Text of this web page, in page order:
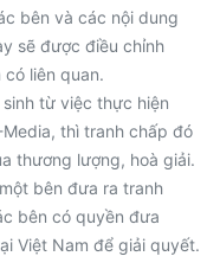
bên và các nội dung
sẽ được điều chỉnh
liên quan.
từ việc thực hiện
thì tranh chấp đó
thương lượng, hoà giải.
bên đưa ra tranh
bên có quyền đưa
Việt Nam để giải quyết.